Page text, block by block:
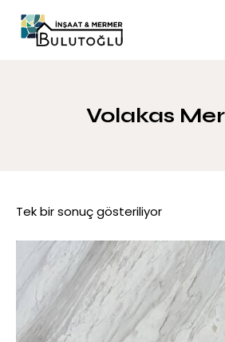
Volakas
Tek bir sonuç gösteriliyor